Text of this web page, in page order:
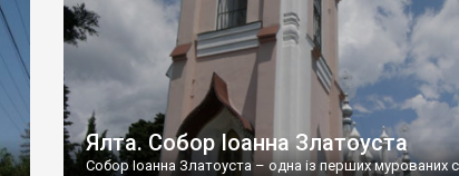
Ялта. Собор Іоанна Златоуста
Собор Іоанна Златоуста – одна із перших мурованих